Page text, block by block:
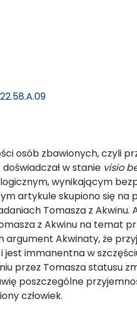
osób zbawionych, czyli
w stanie visio
wynikającym
artykule skupiono się
Tomasza z Akwinu.
z Akwinu na temat
argument Akwinaty, że
jest immanentna w
przez Tomasza statusu
poszczególne
człowiek.